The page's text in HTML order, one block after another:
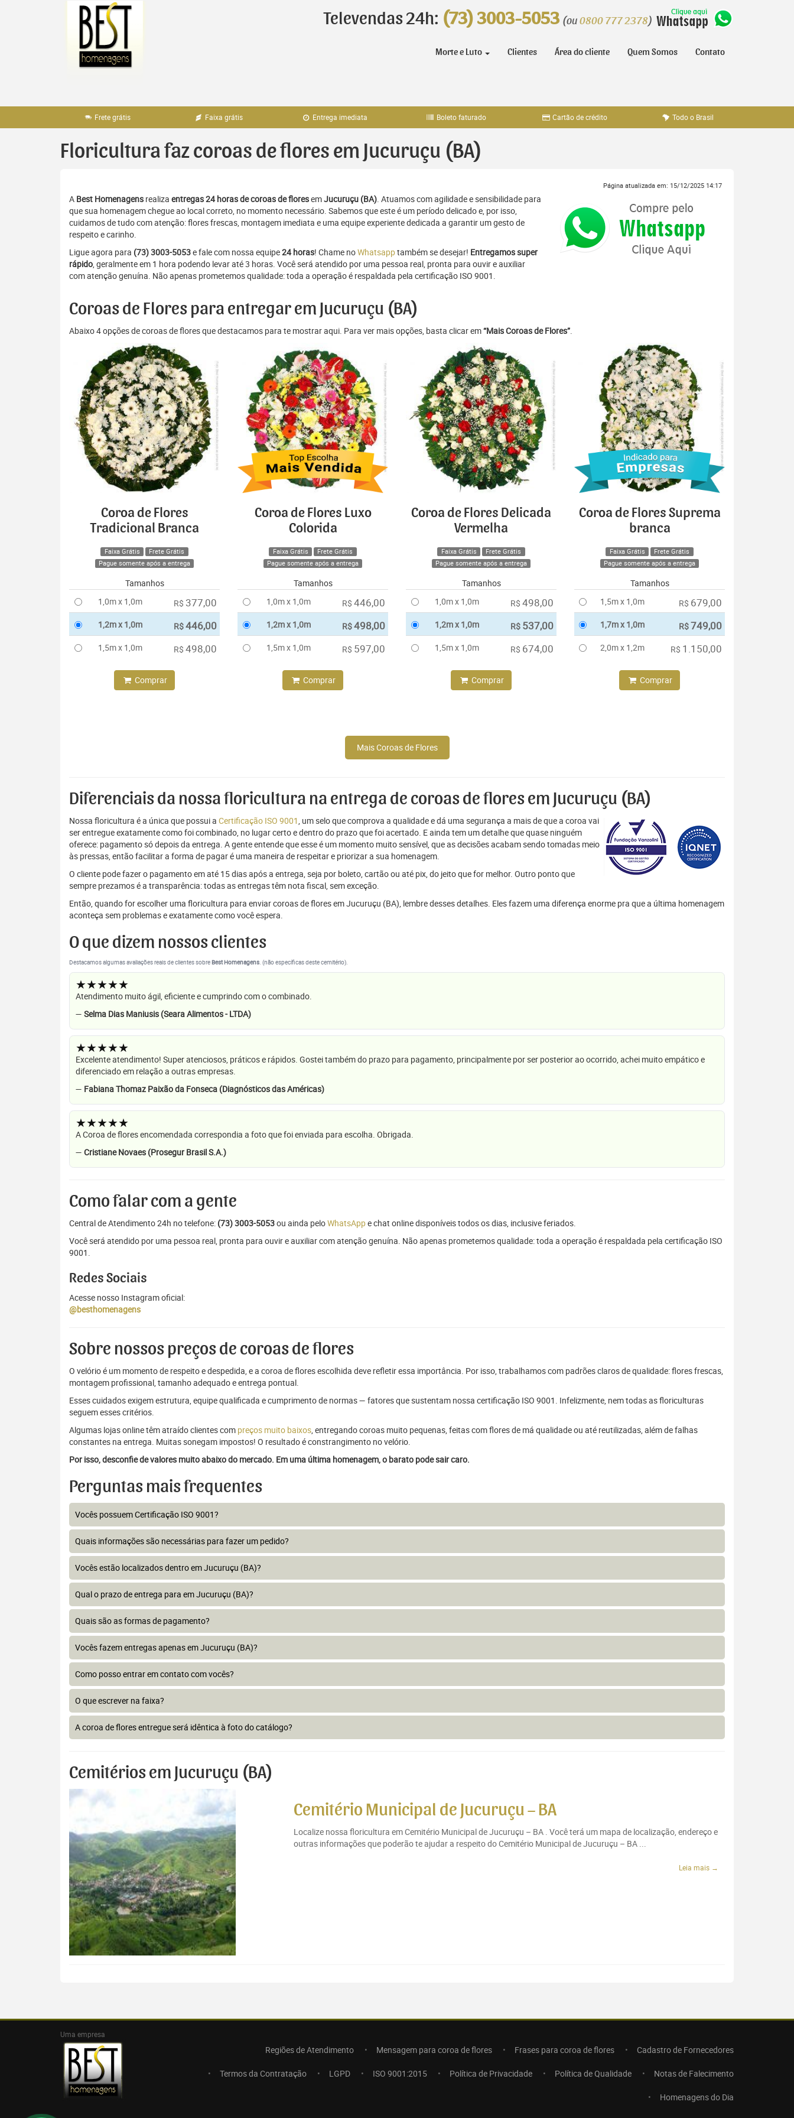
Televendas 24h: (73) 3003-5053 (ou 0800 777 2378)
Morte e Luto Clientes Área do cliente Quem Somos Contato
Frete grátis Faixa grátis Entrega imediata Boleto faturado Cartão de crédito Todo o Brasil
Floricultura faz coroas de flores em Jucuruçu (BA)
Página atualizada em: 15/12/2025 14:17
A Best Homenagens realiza entregas 24 horas de coroas de floresemJucuruçu (BA). Atuamos com agilidade e sensibilidade para
que sua homenagem chegue ao local correto, no momento necessário. Sabemos que este é um período delicado e, por isso,
cuidamos de tudo com atenção: flores frescas, montagem imediata e uma equipe experiente dedicada a garantir um gesto de
respeito e carinho.
Ligue agora para (73) 3003-5053e fale com nossa equipe24 horas! Chame noWhatsapptambém se desejar! Entregamos super
rápido, geralmente em 1 hora podendo levar até 3 horas. Você será atendido por uma pessoa real, pronta para ouvir e auxiliar
com atenção genuína. Não apenas prometemos qualidade: toda a operação é respaldada pela certificação ISO 9001.
Coroas de Flores para entregar em Jucuruçu (BA)
Abaixo 4 opções de coroas de flores que destacamos para te mostrar aqui. Para ver mais opções, basta clicar em“Mais Coroas de Flores”.
Coroa de Flores
Tradicional Branca
Faixa Grátis
Frete Grátis
Pague somente após a entrega
Tamanhos
1,0m x 1,0m
R$ 377,00
1,2m x 1,0m R$446,00
1,5m x 1,0m R$ 498,00
Comprar
Coroa de Flores Luxo
Colorida
Faixa Grátis
Frete Grátis
Pague somente após a entrega
Tamanhos
1,0m x 1,0m
R$ 446,00
1,2m x 1,0m R$498,00
1,5m x 1,0m R$ 597,00
Comprar
Coroa de Flores Delicada
Vermelha
Faixa Grátis
Frete Grátis
Pague somente após a entrega
Tamanhos
1,0m x 1,0m
R$ 498,00
1,2m x 1,0m R$ 537,00
1,5m x 1,0m R$ 674,00
Comprar
Coroa de Flores Suprema
branca
Faixa Grátis
Frete Grátis
Pague somente após a entrega
Tamanhos
1,5m x 1,0m
R$ 679,00
1,7m x 1,0m R$749,00
2,0m x 1,2m R$ 1.150,00
Comprar
Mais Coroas de Flores
Diferenciais da nossa floricultura na entrega de coroas de flores em Jucuruçu (BA)
Nossa floricultura é a única que possui a Certificação ISO 9001, um selo que comprova a qualidade e dá uma segurança a mais de que a coroa vai
ser entregue exatamente como foi combinado, no lugar certo e dentro do prazo que foi acertado. E ainda tem um detalhe que quase ninguém
oferece: pagamento só depois da entrega. A gente entende que esse é um momento muito sensível, que as decisões acabam sendo tomadas meio
às pressas, então facilitar a forma de pagar é uma maneira de respeitar e priorizar a sua homenagem.
O cliente pode fazer o pagamento em até 15 dias após a entrega, seja por boleto, cartão ou até pix, do jeito que for melhor. Outro ponto que
sempre prezamos é a transparência: todas as entregas têm nota fiscal, sem exceção.
Então, quando for escolher uma floricultura para enviar coroas de flores em Jucuruçu (BA), lembre desses detalhes. Eles fazem uma diferença enorme pra que a última homenagem
aconteça sem problemas e exatamente como você espera.
O que dizem nossos clientes
Destacamos algumas avaliações reais de clientes sobreBest Homenagens. (não específicas deste cemitério).
★★★★★
Atendimento muito ágil, eficiente e cumprindo com o combinado.
— Selma Dias Maniusis (Seara Alimentos - LTDA)
★★★★★
Excelente atendimento! Super atenciosos, práticos e rápidos. Gostei também do prazo para pagamento, principalmente por ser posterior ao ocorrido, achei muito empático e
diferenciado em relação a outras empresas.
— Fabiana Thomaz Paixão da Fonseca (Diagnósticos das Américas)
★★★★★
A Coroa de flores encomendada correspondia a foto que foi enviada para escolha. Obrigada.
— Cristiane Novaes (Prosegur Brasil S.A.)
Como falar com a gente
Central de Atendimento 24h no telefone: (73) 3003-5053ou ainda peloWhatsAppe chat online disponíveis todos os dias, inclusive feriados.
Você será atendido por uma pessoa real, pronta para ouvir e auxiliar com atenção genuína. Não apenas prometemos qualidade: toda a operação é respaldada pela certificação ISO
9001.
Redes Sociais
Acesse nosso Instagram oficial:
@besthomenagens
Sobre nossos preços de coroas de flores
O velório é um momento de respeito e despedida, e a coroa de flores escolhida deve refletir essa importância. Por isso, trabalhamos com padrões claros de qualidade: flores frescas,
montagem profissional, tamanho adequado e entrega pontual.
Esses cuidados exigem estrutura, equipe qualificada e cumprimento de normas — fatores que sustentam nossa certificação ISO 9001. Infelizmente, nem todas as floriculturas
seguem esses critérios.
Algumas lojas online têm atraído clientes com preços muito baixos, entregando coroas muito pequenas, feitas com flores de má qualidade ou até reutilizadas, além de falhas
constantes na entrega. Muitas sonegam impostos! O resultado é constrangimento no velório.
Por isso, desconfie de valores muito abaixo do mercado. Em uma última homenagem, o barato pode sair caro.
Perguntas mais frequentes
Vocês possuem Certificação ISO 9001?
Quais informações são necessárias para fazer um pedido?
Vocês estão localizados dentro em Jucuruçu (BA)?
Qual o prazo de entrega para em Jucuruçu (BA)?
Quais são as formas de pagamento?
Vocês fazem entregas apenas em Jucuruçu (BA)?
Como posso entrar em contato com vocês?
O que escrever na faixa?
A coroa de flores entregue será idêntica à foto do catálogo?
Cemitérios em Jucuruçu (BA)
Cemitério Municipal de Jucuruçu – BA
Localize nossa floricultura em Cemitério Municipal de Jucuruçu – BA . Você terá um mapa de localização, endereço e
outras informações que poderão te ajudar a respeito do Cemitério Municipal de Jucuruçu – BA ...
Leia mais →
Uma empresa
Regiões de Atendimento Mensagem para coroa de flores Frases para coroa de flores Cadastro de Fornecedores
Termos da Contratação LGPD ISO 9001:2015 Política de Privacidade Política de Qualidade Notas de Falecimento
Homenagens do Dia